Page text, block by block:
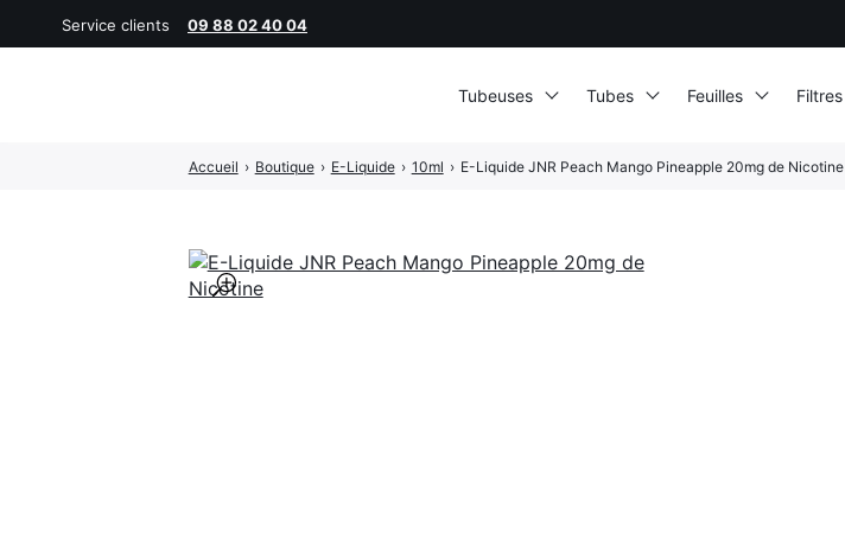
🔍
Accueil › Boutique › E-Liquide › 10ml › E-Liquide JNR Peach Mango Pineapple 20mg de Nicotine
Service clients 09 88 02 40 04
Tubeuses Tubes Feuilles Filtres
: